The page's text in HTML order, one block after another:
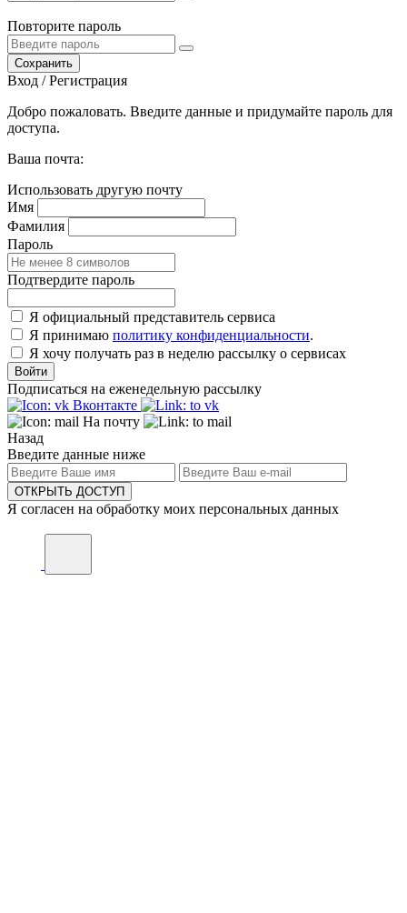
Повторите пароль
Сохранить
Вход / Регистрация
Добро пожаловать. Введите данные и придумайте пароль для
доступа.
Ваша почта:
Использовать другую почту
Имя
Фамилия
Пароль
Подтвердите пароль
Я официальный представитель сервиса
Я принимаю политику конфиденциальности.
Я хочу получать раз в неделю рассылку о сервисах
Войти
Подписаться на еженедельную рассылку
Вконтакте
На почту
Назад
Введите данные ниже
ОТКРЫТЬ ДОСТУП
Я согласен на обработку моих персональных данных